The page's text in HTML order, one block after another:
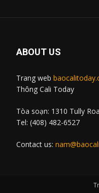
ABOUT US
Trang web
Thông Cali Today
Tòa soạn: 1310 Tully
Tel: (408) 482-6527
Contact us: